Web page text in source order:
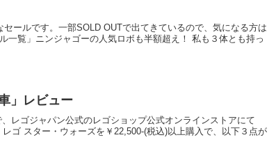
ールです。一部SOLD OUTで出てきているので、気になる方は
一覧」ニンジャゴーの人気ロボも半額超え！ 私も３体とも持っ
」レビュー
レゴジャパン公式のレゴショップ公式オンラインストアにて
ゴ スター・ウォーズを￥22,500-(税込)以上購入で、以下３点が